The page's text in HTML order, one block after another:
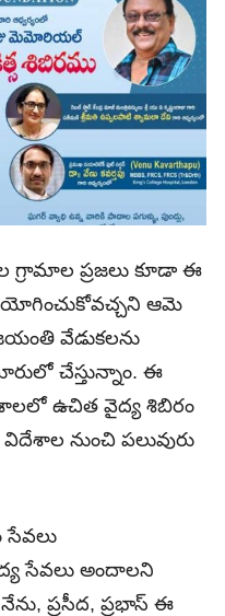
గ్రామాల ప్రజలు కూడా ఈ
ఆమె
వేడుకలను
చేస్తున్నాం. ఈ
ఉచిత వైద్య శిబిరం
నుంచి పలువురు
సేవలు
సేవలు అందాలని
ప్రసీద, ప్రభాస్ ఈ